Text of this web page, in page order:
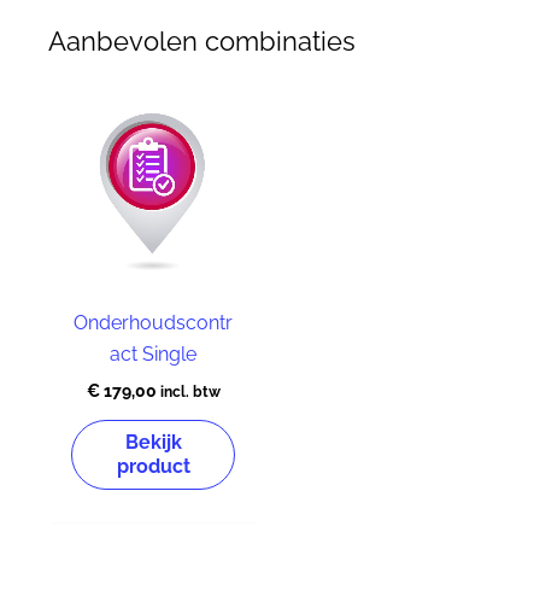
Aanbevolen combinaties
Onderhoudscontr
act Single
€179,00 incl. btw
Bekijk
product